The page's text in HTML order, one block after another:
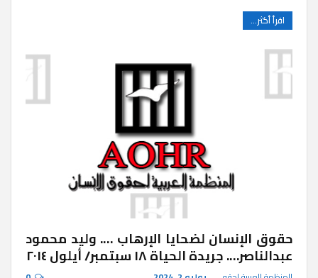
اقرأ أكثر...
حقوق الإنسان لضحايا الإرهاب …. وليد محمود
عبدالناصر…. جريدة الحياة ١٨ سبتمبر/ أيلول ٢٠١٤